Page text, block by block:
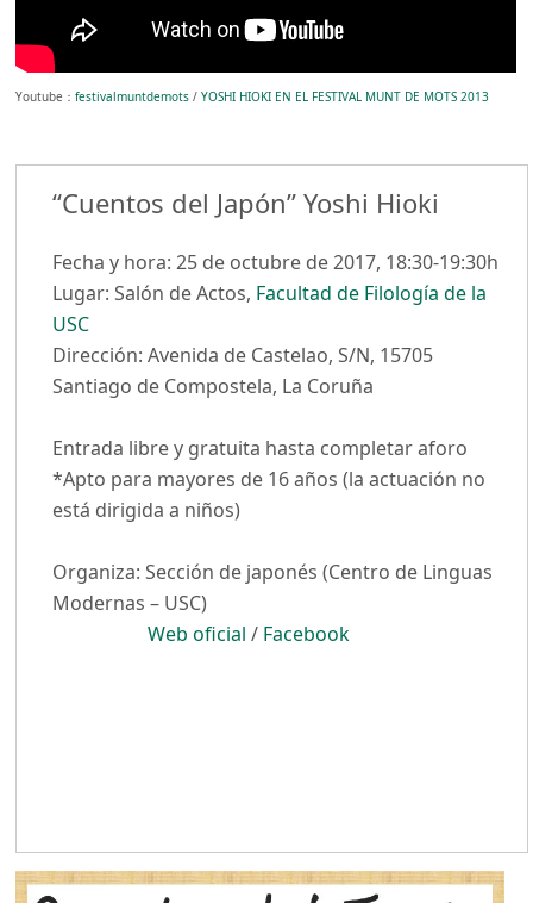
Youtube：festivalmuntdemots /YOSHI HIOKI EN EL FESTIVAL MUNT DE MOTS 2013
“Cuentos del Japón” Yoshi Hioki
Fecha y hora: 25 de octubre de 2017, 18:30-19:30h
Lugar: Salón de Actos, Facultad de Filología de la
USC
Dirección: Avenida de Castelao, S/N, 15705
Santiago de Compostela, La Coruña
Entrada libre y gratuita hasta completar aforo
*Apto para mayores de 16 años (la actuación no
está dirigida a niños)
Organiza: Sección de japonés (Centro de Linguas
Modernas – USC)
Web oficial / Facebook